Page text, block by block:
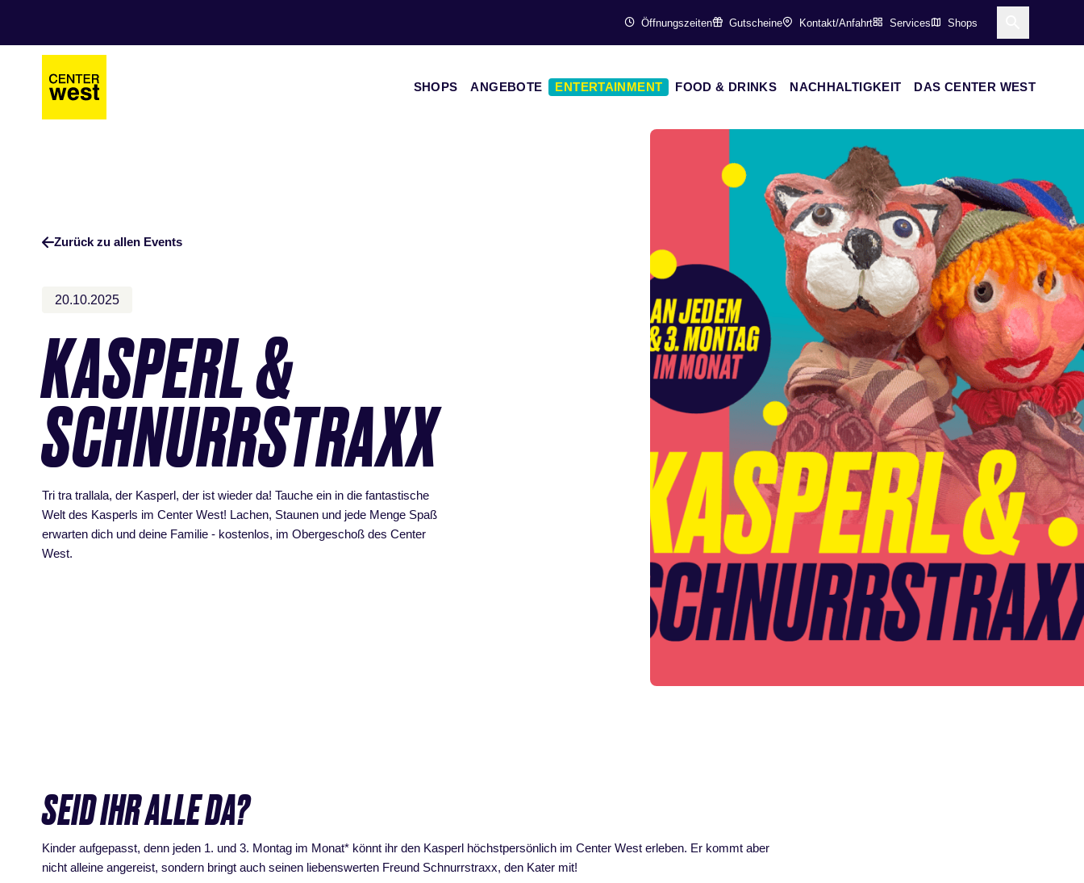
Öffnungszeiten Gutscheine Kontakt/Anfahrt Services Shops
SHOPS ANGEBOTE ENTERTAINMENT FOOD & DRINKS NACHHALTIGKEIT DAS CENTER WEST
Zurück zu allen Events
20.10.2025
KASPERL &
SCHNURRSTRAXX
Tri tra trallala, der Kasperl, der ist wieder da! Tauche ein in die fantastische
Welt des Kasperls im Center West! Lachen, Staunen und jede Menge Spaß
erwarten dich und deine Familie - kostenlos, im Obergeschoß des Center
West.
SEID IHR ALLE DA?
Kinder aufgepasst, denn jeden 1. und 3. Montag im Monat* könnt ihr den Kasperl höchstpersönlich im Center West erleben. Er kommt aber
nicht alleine angereist, sondern bringt auch seinen liebenswerten Freund Schnurrstraxx, den Kater mit!